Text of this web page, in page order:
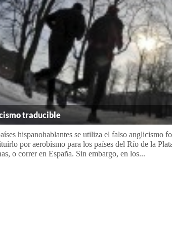
traducible
hispanohablantes se utiliza el falso anglicismo
por aerobismo para los países del Río de la
o correr en España. Sin embargo, en los...